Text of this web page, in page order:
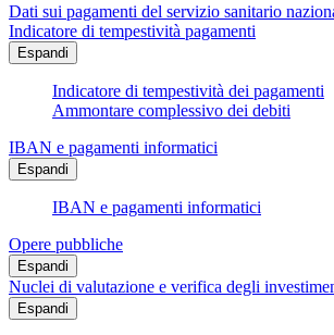
Dati sui pagamenti del servizio sanitario
Indicatore di tempestività pagamenti
Espandi
Indicatore di tempestività dei pagamenti
Ammontare complessivo dei debiti
IBAN e pagamenti informatici
Espandi
IBAN e pagamenti informatici
Opere pubbliche
Espandi
Nuclei di valutazione e verifica degli
Espandi